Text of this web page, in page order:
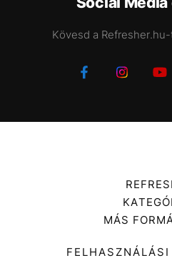
Kövesd a
Zene
Divat
MÁS